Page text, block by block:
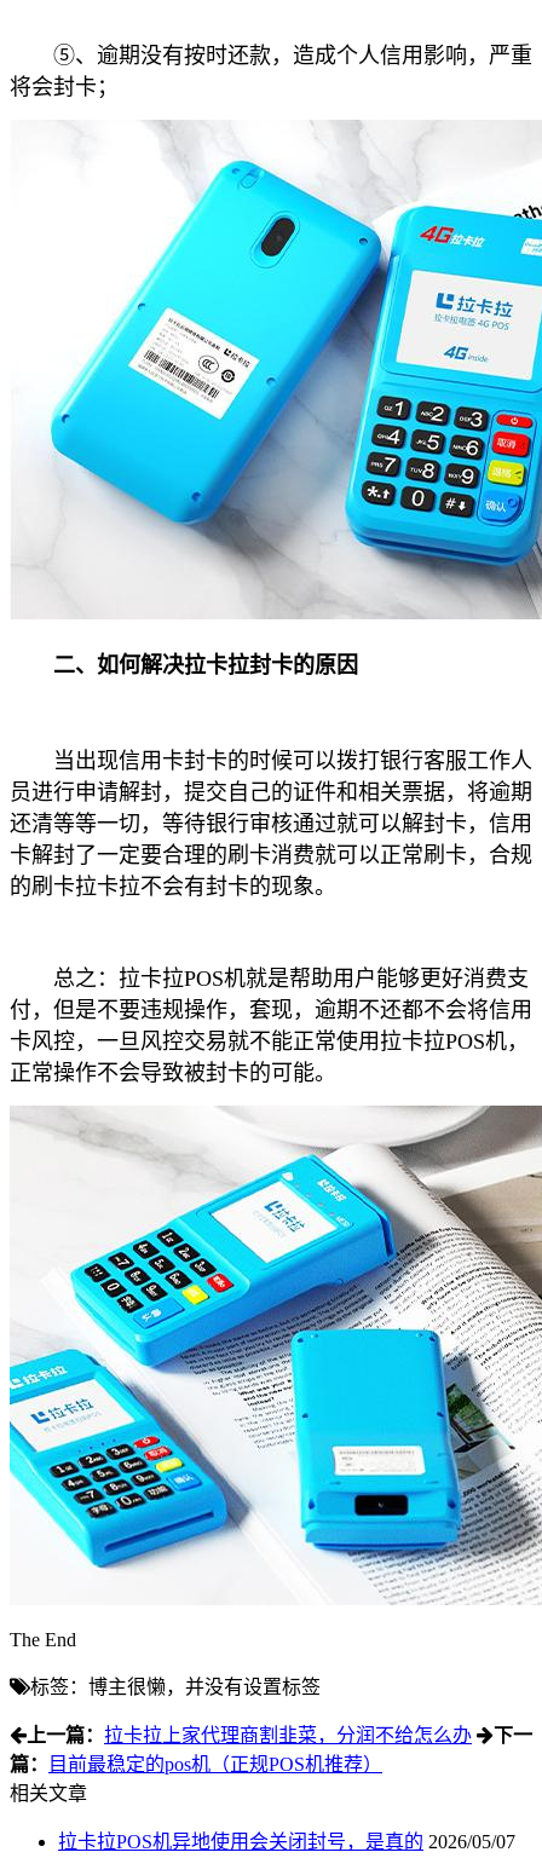
⑤、逾期没有按时还款，造成个人信用影响，严重
将会封卡；
二、如何解决拉卡拉封卡的原因
当出现信用卡封卡的时候可以拨打银行客服工作人
员进行申请解封，提交自己的证件和相关票据，将逾期
还清等等一切，等待银行审核通过就可以解封卡，信用
卡解封了一定要合理的刷卡消费就可以正常刷卡，合规
的刷卡拉卡拉不会有封卡的现象。
总之：拉卡拉POS机就是帮助用户能够更好消费支
付，但是不要违规操作，套现，逾期不还都不会将信用
卡风控，一旦风控交易就不能正常使用拉卡拉POS机，
正常操作不会导致被封卡的可能。
The End
标签：博主很懒，并没有设置标签
上一篇： 拉卡拉上家代理商割韭菜，分润不给怎么办
下一
篇：
目前最稳定的pos机（正规POS机推荐）
相关文章
拉卡拉POS机异地使用会关闭封号，是真的 2026/05/07